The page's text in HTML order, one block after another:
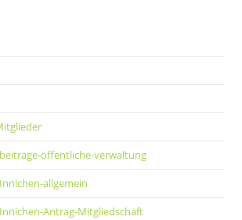
öffentliche-verwaltung
allgemein
Antrag-Mitgliedschaft